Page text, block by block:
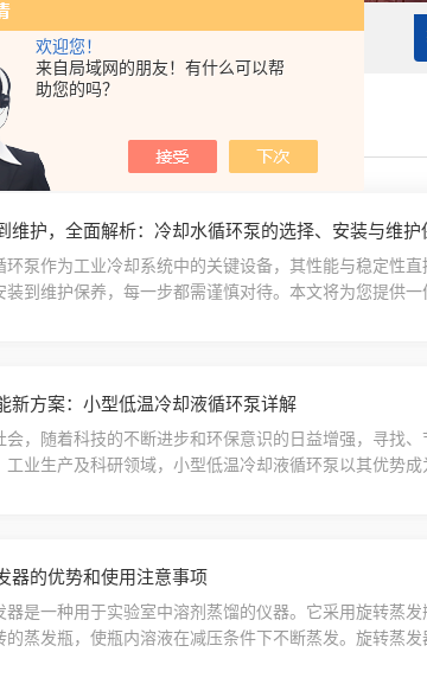
欢迎您！
来自局域网的朋友！有什么可以帮
助您的吗？
维护，全面解析：冷却水循环泵的选择、安装与维护
环泵作为工业冷却系统中的关键设备，其性能与稳定性
装到维护保养，每一步都需谨慎对待。本文将为您提供
新方案：小型低温冷却液循环泵详解
会，随着科技的不断进步和环保意识的日益增强，寻找
工业生产及科研领域，小型低温冷却液循环泵以其优势
器的优势和使用注意事项
器是一种用于实验室中溶剂蒸馏的仪器。它采用旋转蒸
的蒸发瓶，使瓶内溶液在减压条件下不断蒸发。旋转蒸